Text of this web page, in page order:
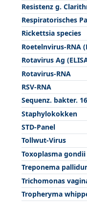
Resistenz g.
Respiratorisches
Rickettsia species
Roetelnvirus-RNA
Rotavirus Ag
Rotavirus-RNA
RSV-RNA
Sequenz. bakter.
Staphylokokken
STD-Panel
Tollwut-Virus
Toxoplasma gondii
Treponema
Trichomonas
Tropheryma